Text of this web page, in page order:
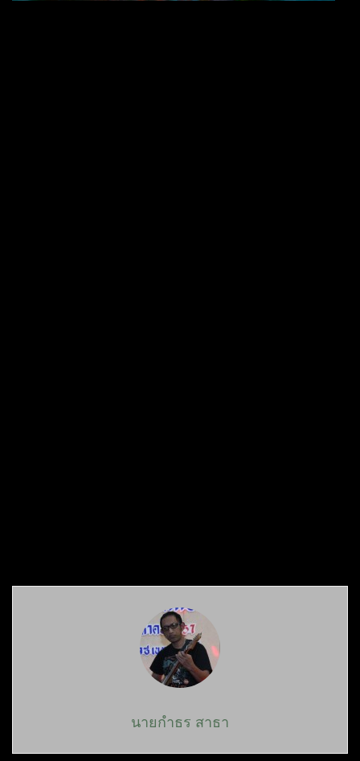
นายกำธร สาธา